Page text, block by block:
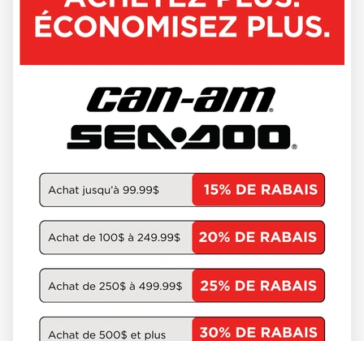
SKI-DOO 2027
MXZ
DÉCOUVRIR CE MODÈLE